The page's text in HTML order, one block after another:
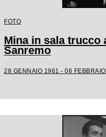
FOTO
Mina in sala trucco
Sanremo
28 GENNAIO 1961 - 06